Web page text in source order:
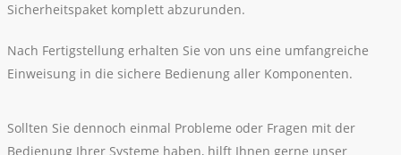
Sicherheitspaket komplett abzurunden.
Nach Fertigstellung erhalten Sie von uns eine umfangreiche
Einweisung in die sichere Bedienung aller Komponenten.
Sollten Sie dennoch einmal Probleme oder Fragen mit der
Bedienung Ihrer Systeme haben, hilft Ihnen gerne unser